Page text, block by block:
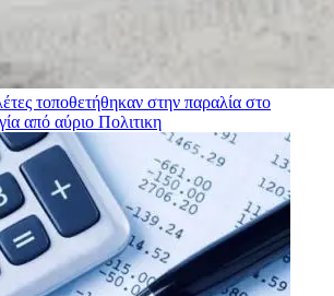
τοποθετήθηκαν στην παραλία στο
από αύριο Πολιτικη